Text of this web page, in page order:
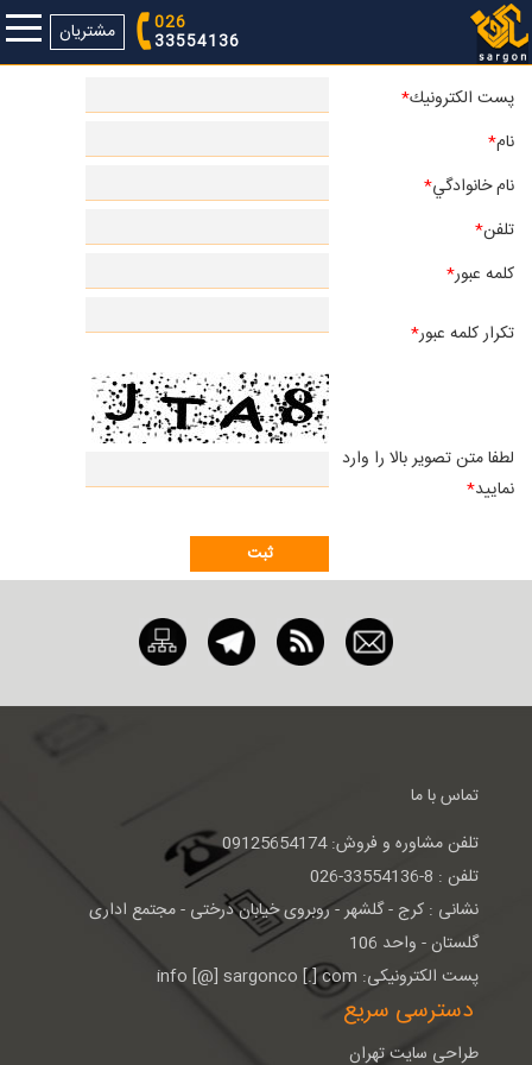
مشتریان 026
33554136
پست الكترونيك*
نام*
نام خانوادگي*
تلفن*
کلمه عبور*
تكرار کلمه عبور*
لطفا متن تصوير بالا را وارد
نماييد*
تماس با ما
تلفن مشاوره و فروش: 09125654174
تلفن : 8-33554136-026
نشانی : كرج - گلشهر - روبروی خيابان درختی - مجتمع اداری
گلستان - واحد 106
پست الکترونیکی: info [@] sargonco [.] com
دسترسی سریع
طراحی سایت تهران